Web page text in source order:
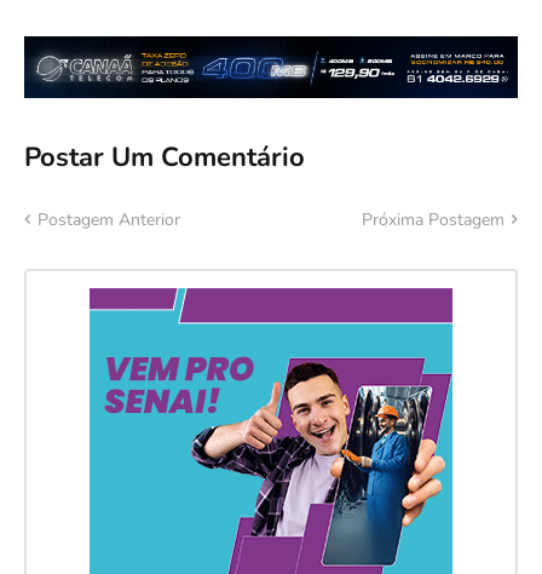
Postar Um Comentário
Postagem Anterior Próxima Postagem